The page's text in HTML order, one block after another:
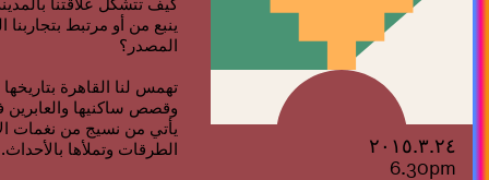
كيف تتشكل علاقتنا
ينبع من أو مرتبط
المصدر؟
تهمس لنا القاهرة
وقصص ساكنيها والعابرين
يأتي من نسيج من نغمات
الطرقات وتملأها
٢٠١٥.٣.٢٤
6.30pm